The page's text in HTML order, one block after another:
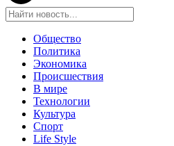
Общество
Политика
Экономика
Происшествия
В мире
Технологии
Культура
Спорт
Life Style